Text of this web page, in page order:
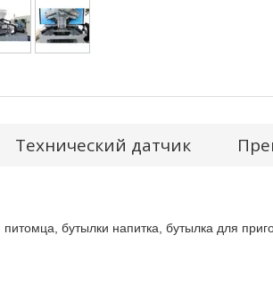
Технический датчик
бутылки напитка, бутылка для